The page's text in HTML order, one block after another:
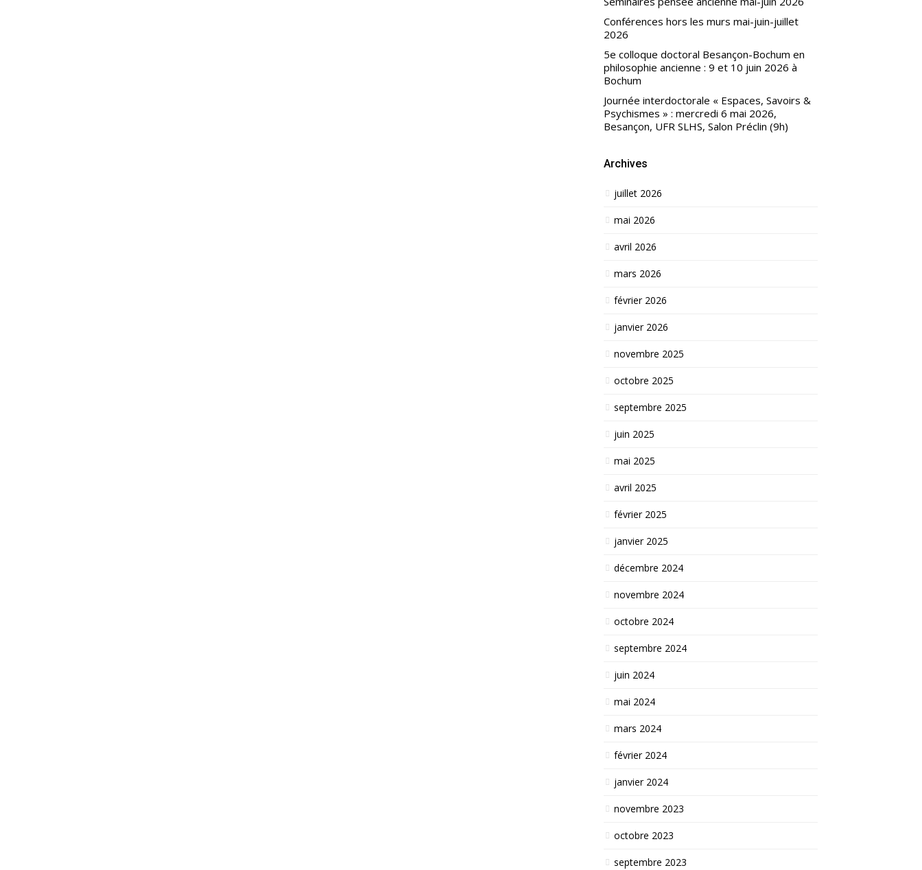
Conférences hors les murs mai-juin-juillet
2026
5e colloque doctoral Besançon-Bochum en
philosophie ancienne : 9 et 10 juin 2026 à
Bochum
Journée interdoctorale « Espaces, Savoirs &
Psychismes » : mercredi 6 mai 2026,
Besançon, UFR SLHS, Salon Préclin (9h)
Archives
juillet 2026
mai 2026
avril 2026
mars 2026
février 2026
janvier 2026
novembre 2025
octobre 2025
septembre 2025
juin 2025
mai 2025
avril 2025
février 2025
janvier 2025
décembre 2024
novembre 2024
octobre 2024
septembre 2024
juin 2024
mai 2024
mars 2024
février 2024
janvier 2024
novembre 2023
octobre 2023
septembre 2023